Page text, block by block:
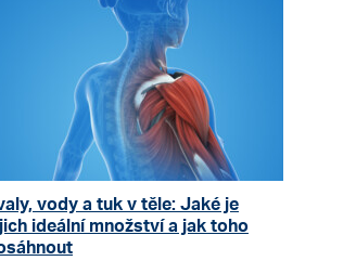
vody a tuk v těle: Jaké je
ideální množství a jak toho